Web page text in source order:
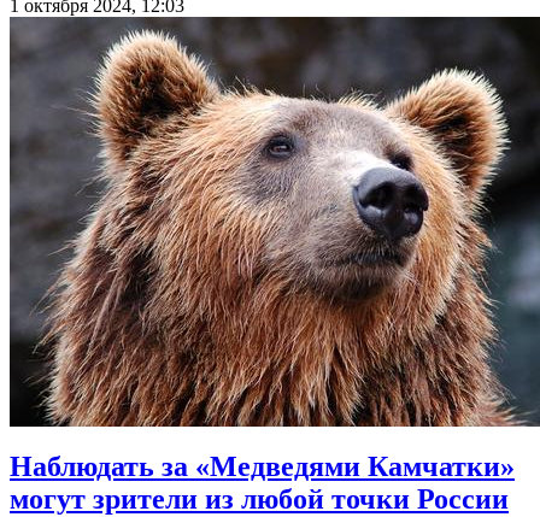
1 октября 2024, 12:03
Наблюдать за «Медведями Камчатки»
могут зрители из любой точки России